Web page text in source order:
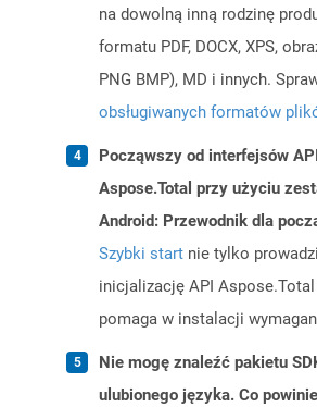
na dowolną inną rodzinę
formatu PDF, DOCX, XPS,
PNG BMP), MD i innych.
obsługiwanych formatów
Począwszy od interfejsów
Aspose.Total przy użyciu
Android: Przewodnik dla
Szybki start nie tylko
inicjalizację API
pomaga w instalacji
Nie mogę znaleźć pakietu
ulubionego języka. Co